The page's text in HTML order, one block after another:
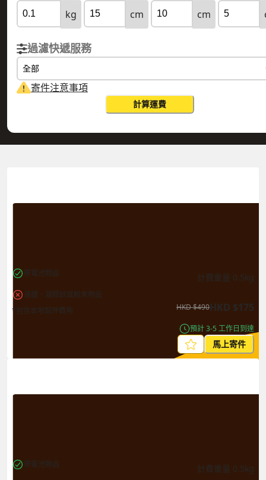
kg cm cm
過濾快遞服務
全部
寄件注意事項
計算運費
帶電池物品
液體、凝膠狀或粉末物品
*包含本地取件費用
計費重量 0.5kg
HKD$490HKD $175
預計 3-5 工作日到達
馬上寄件
帶電池物品 計費重量 0.5kg